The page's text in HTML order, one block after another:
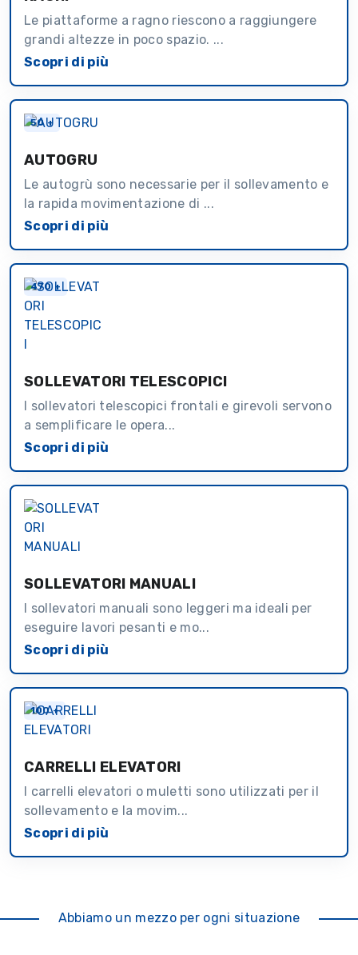
Le piattaforme a ragno riescono a raggiungere
grandi altezze in poco spazio. ...
Scopri di più
50 +
AUTOGRU
Le autogrù sono necessarie per il sollevamento e
la rapida movimentazione di ...
Scopri di più
470 +
SOLLEVATORI TELESCOPICI
I sollevatori telescopici frontali e girevoli servono
a semplificare le opera...
Scopri di più
SOLLEVATORI MANUALI
I sollevatori manuali sono leggeri ma ideali per
eseguire lavori pesanti e mo...
Scopri di più
100 +
CARRELLI ELEVATORI
I carrelli elevatori o muletti sono utilizzati per il
sollevamento e la movim...
Scopri di più
Abbiamo un mezzo per ogni situazione